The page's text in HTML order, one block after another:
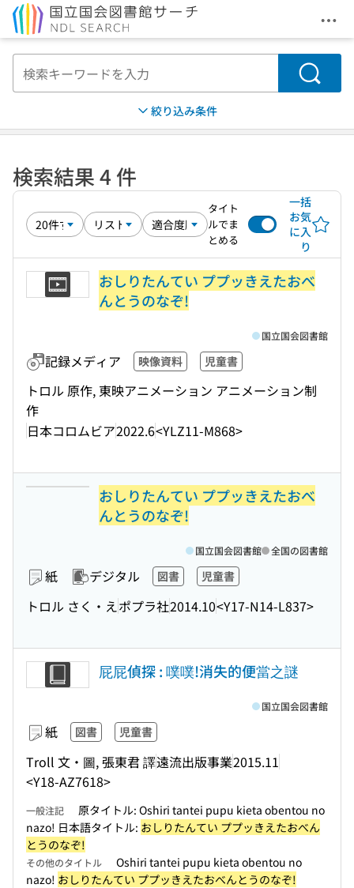
メ
検索
絞り込み条件
検索結果 4 件
タイト
ルでま
とめる
一括
お気
に入
り
おしりたんてい ププッきえたおべ
んとうのなぞ!
記録メディア 映像資料 児童書
トロル 原作, 東映アニメーション アニメーション制
作
日本コロムビア2022.6<YLZ11-M868>
国立国会図書館
おしりたんてい ププッきえたおべ
んとうのなぞ!
紙 デジタル 図書 児童書
トロル さく・え ポプラ社2014.10<Y17-N14-L837>
国立国会図書館 全国の図書館
屁屁偵探 : 噗噗!消失的便當之謎
紙 図書 児童書
Troll 文・圖, 張東君 譯遠流出版事業2015.11
<Y18-AZ7618>
国立国会図書館
一般注記
原タイトル: Oshiri tantei pupu kieta obentou no
nazo! 日本語タイトル: おしりたんてい ププッきえたおべん
とうのなぞ!
その他のタイトル
Oshiri tantei pupu kieta obentou no
nazo! おしりたんてい ププッきえたおべんとうのなぞ!